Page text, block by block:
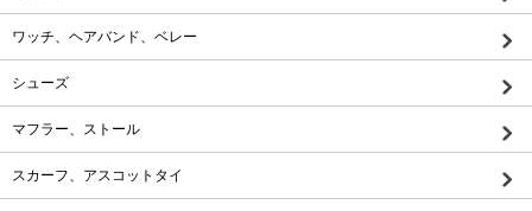
ワッチ、ヘアバンド、ベレー
シューズ
マフラー、ストール
スカーフ、アスコットタイ